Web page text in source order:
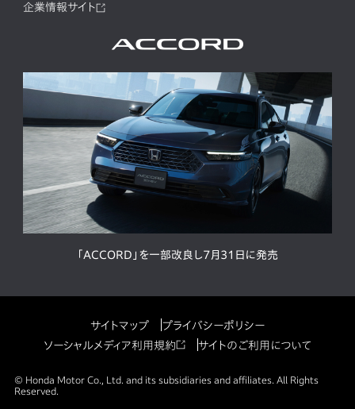
企業情報サイト
「ACCORD」を一部改良し7月31日に発売
サイトマップ
プライバシーポリシー
ソーシャルメディア利用規約
サイトのご利用について
© Honda Motor Co., Ltd. and its subsidiaries and affiliates. All Rights
Reserved.